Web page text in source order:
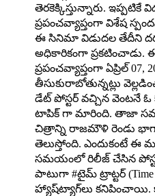
తెరకెక్కిస్తున్నారు. ఇప్పటికే
ప్రపంచవ్యాప్తంగా విశేష
ఈ సినిమా విడుద‌ల తేదీని
అధికారికంగా ప్ర‌క‌టించాడు.
ప్రపంచవ్యాప్తంగా ఏప్రిల్ 07,
తీసుకురాబోతున్న‌ట్లు
డేట్ పోస్టర్ వచ్చిన వెంటనే ఓ
టాపిక్ గా మారింది. తాజా
చిత్రాన్ని రాజమౌళి రెండు
తెలుస్తోంది. ఎందుకంటే ఈ
సమయంలో రిలీజ్ చేసిన
పాటుగా #టైమ్ ట్రాట్టర్ (Time
హ్యాష్‌ట్యాగ్‌లు కనిపించాయి.